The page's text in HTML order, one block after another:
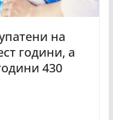
на
години, а
430